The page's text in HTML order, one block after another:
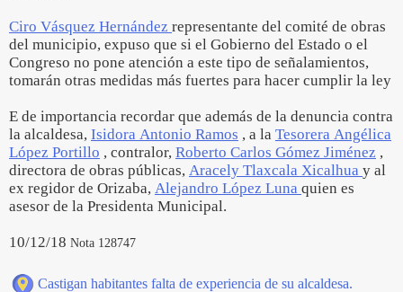
Ciro Vásquez Hernández representante del comité de obras
del municipio, expuso que si el Gobierno del Estado o el
Congreso no pone atención a este tipo de señalamientos,
tomarán otras medidas más fuertes para hacer cumplir la ley
E de importancia recordar que además de la denuncia contra
la alcaldesa, Isidora Antonio Ramos , a la Tesorera Angélica
López Portillo , contralor, Roberto Carlos Gómez Jiménez ,
directora de obras públicas, Aracely Tlaxcala Xicalhua y al
ex regidor de Orizaba, Alejandro López Luna quien es
asesor de la Presidenta Municipal.
10/12/18 Nota 128747
Castigan habitantes falta de experiencia de su alcaldesa.